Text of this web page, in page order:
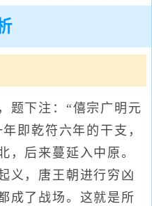
下注：“僖宗广明元
即乾符六年的干支，
，后来蔓延入中原。
义，唐王朝进行穷凶
成了战场。这就是所